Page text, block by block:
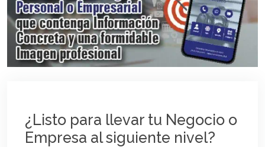
¿Listo para llevar tu Negocio o
Empresa al siguiente nivel?